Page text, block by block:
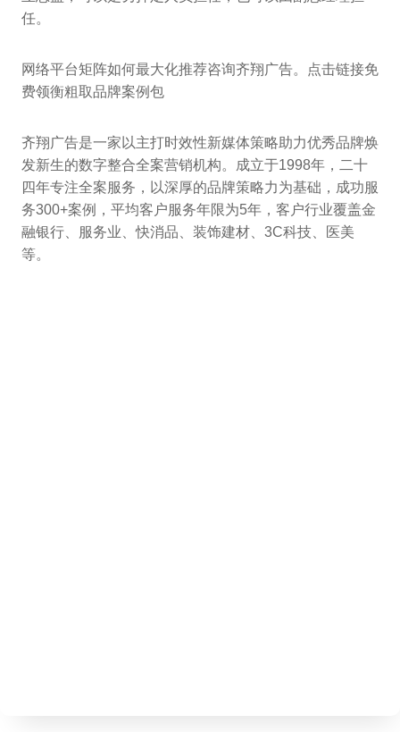
任。
网络平台矩阵如何最大化推荐咨询齐翔广告。点击链接免
费领衡粗取品牌案例包
齐翔广告是一家以主打时效性新媒体策略助力优秀品牌焕
发新生的数字整合全案营销机构。成立于1998年，二十
四年专注全案服务，以深厚的品牌策略力为基础，成功服
务300+案例，平均客户服务年限为5年，客户行业覆盖金
融银行、服务业、快消品、装饰建材、3C科技、医美
等。